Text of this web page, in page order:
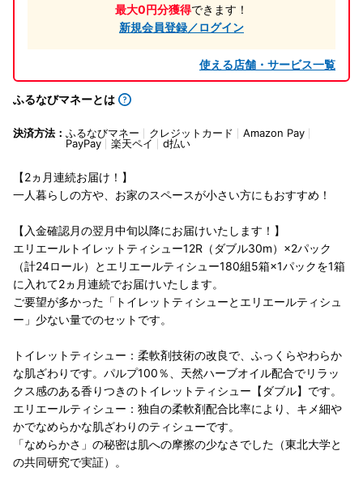
最大0円分獲得できます！
新規会員登録／ログイン
使える店舗・サービス一覧
ふるなびマネーとは
決済方法： ふるなびマネー クレジットカード
Amazon Pay
PayPay
楽天ペイ d払い
【2ヵ月連続お届け！】
一人暮らしの方や、お家のスペースが小さい方にもおすすめ！
【入金確認月の翌月中旬以降にお届けいたします！】
エリエールトイレットティシュー12R（ダブル30m）×2パック
（計24ロール）とエリエールティシュー180組5箱×1パックを1箱
に入れて2ヵ月連続でお届けいたします。
ご要望が多かった「トイレットティシューとエリエールティシュ
ー」少ない量でのセットです。
トイレットティシュー：柔軟剤技術の改良で、ふっくらやわらか
な肌ざわりです。パルプ100％、天然ハーブオイル配合でリラッ
クス感のある香りつきのトイレットティシュー【ダブル】です。
エリエールティシュー：独自の柔軟剤配合比率により、キメ細や
かでなめらかな肌ざわりのティシューです。
「なめらかさ」の秘密は肌への摩擦の少なさでした（東北大学と
の共同研究で実証）。